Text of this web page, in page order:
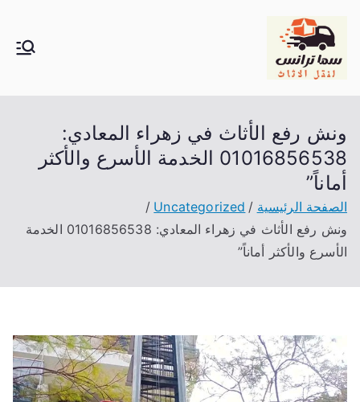
المحتوى
العفش
موقع يقدم كافة خدمات نقل الاثاث و نقل العفش و
ونش رفع الأثاث في زهراء المعادي:
01016856538 الخدمة الأسرع والأكثر
أماناً”
الصفحة الرئيسية
Uncategorized
ونش رفع الأثاث في زهراء المعادي: 01016856538 الخدمة
الأسرع والأكثر أماناً”